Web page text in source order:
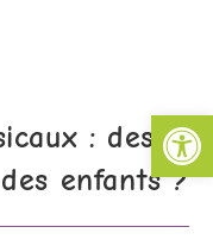
: des
enfants ?